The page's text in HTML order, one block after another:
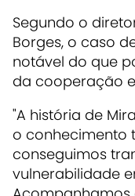
Segundo o
Borges, o caso
notável do que
da cooperação
"A história de
o conhecimento
conseguimos
vulnerabilidade